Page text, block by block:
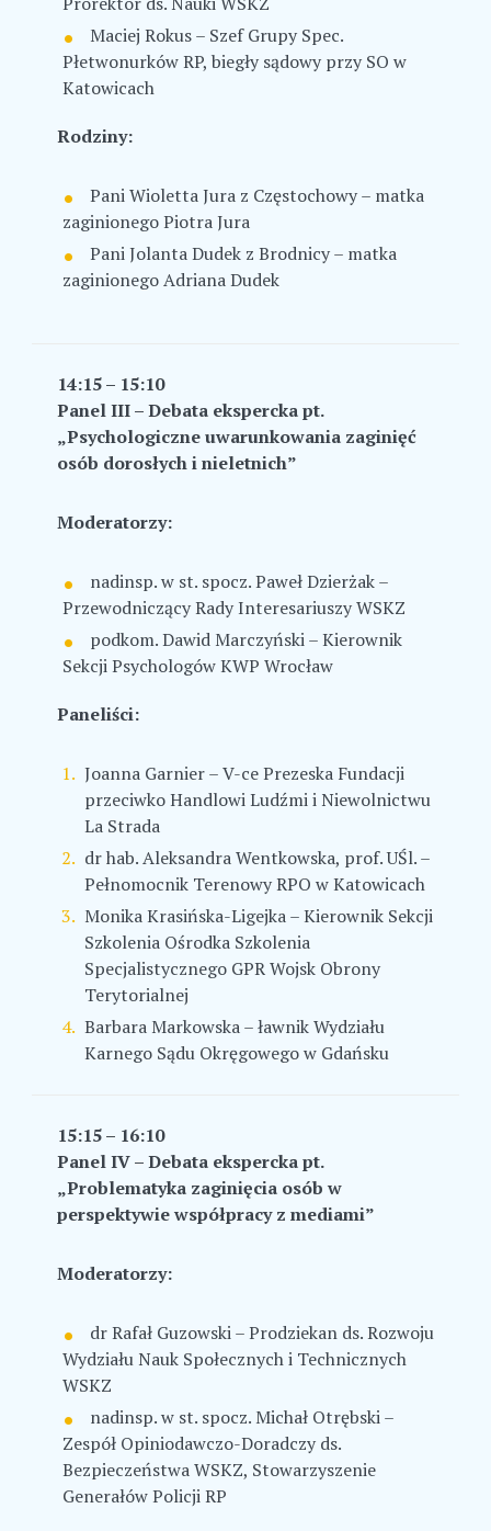
Maciej Rokus – Szef Grupy Spec.
Płetwonurków RP, biegły sądowy przy SO w
Katowicach
Rodziny:
Pani Wioletta Jura z Częstochowy – matka
zaginionego Piotra Jura
Pani Jolanta Dudek z Brodnicy – matka
zaginionego Adriana Dudek
14:15 – 15:10
Panel III – Debata ekspercka pt.
„Psychologiczne uwarunkowania zaginięć
osób dorosłych i nieletnich”
Moderatorzy:
nadinsp. w st. spocz. Paweł Dzierżak –
Przewodniczący Rady Interesariuszy WSKZ
podkom. Dawid Marczyński – Kierownik
Sekcji Psychologów KWP Wrocław
Paneliści:
Joanna Garnier – V-ce Prezeska Fundacji
przeciwko Handlowi Ludźmi i Niewolnictwu
La Strada
dr hab. Aleksandra Wentkowska, prof. UŚl. –
Pełnomocnik Terenowy RPO w Katowicach
Monika Krasińska-Ligejka – Kierownik Sekcji
Szkolenia Ośrodka Szkolenia
Specjalistycznego GPR Wojsk Obrony
Terytorialnej
Barbara Markowska – ławnik Wydziału
Karnego Sądu Okręgowego w Gdańsku
15:15 – 16:10
Panel IV – Debata ekspercka pt.
„Problematyka zaginięcia osób w
perspektywie współpracy z mediami”
Moderatorzy:
dr Rafał Guzowski – Prodziekan ds. Rozwoju
Wydziału Nauk Społecznych i Technicznych
WSKZ
nadinsp. w st. spocz. Michał Otrębski –
Zespół Opiniodawczo-Doradczy ds.
Bezpieczeństwa WSKZ, Stowarzyszenie
Generałów Policji RP